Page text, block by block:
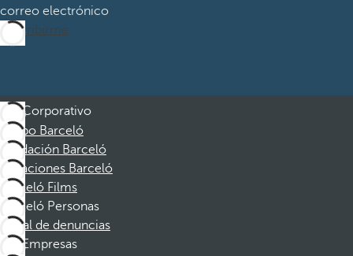
correo electrónico
Suscribirme
Corporativo
Grupo Barceló
Fundación Barceló
Vacaciones Barceló
Barceló Films
Barceló Personas
Canal de denuncias
Empresas